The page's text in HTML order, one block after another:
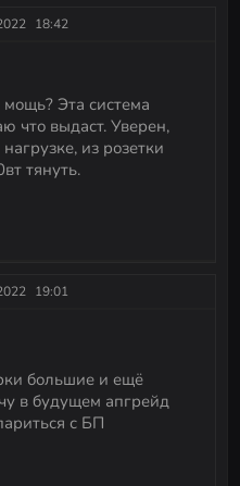
18:42
Эта система
что выдаст. Уверен,
из розетки
тянуть.
19:01
большие и ещё
в будущем апгрейд
с БП